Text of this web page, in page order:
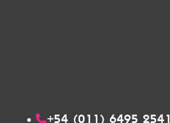
+54 (011) 6495 2541